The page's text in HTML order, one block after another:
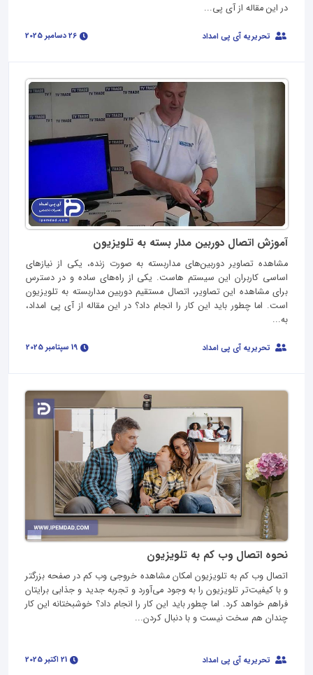
در این مقاله از آی پی...
تحریریه آی پی امداد
آموزش اتصال دوربین مدار بسته به تلویزیون
مشاهده تصاویر دوربین‌های مداربسته به صورت زنده، یکی از نیازهای
اساسی کاربران این سیستم‌ هاست. یکی از راه‌های ساده و در دسترس
برای مشاهده این تصاویر، اتصال مستقیم دوربین مداربسته به تلویزیون
است. اما چطور باید این کار را انجام داد؟ در این مقاله از آی پی امداد،
به...
تحریریه آی پی امداد
نحوه اتصال وب کم به تلویزیون
اتصال وب کم به تلویزیون امکان مشاهده خروجی وب کم در صفحه بزرگتر
و با کیفیت‌تر تلویزیون را به وجود می‌آورد و تجربه جدید و جذابی برایتان
فراهم خواهد کرد. اما چطور باید این کار را انجام داد؟ خوشبختانه این کار
چندان هم سخت نیست و با دنبال کردن...
تحریریه آی پی امداد